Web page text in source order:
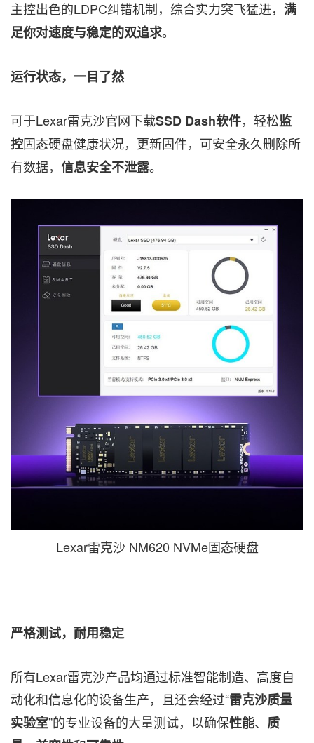
主控出色的LDPC纠错机制，综合实力突飞猛进， 满
足你对速度与稳定的双追求。
运行状态，一目了然
可于Lexar雷克沙官网下载SSD Dash软件，轻松监
控固态硬盘健康状况，更新固件，可安全永久删除所
有数据， 信息安全不泄露。
Lexar雷克沙 NM620 NVMe固态硬盘
严格测试，耐用稳定
所有Lexar雷克沙产品均通过标准智能制造、高度自
动化和信息化的设备生产，且还会经过“雷克沙质量
实验室”的专业设备的大量测试，以确保性能、 质